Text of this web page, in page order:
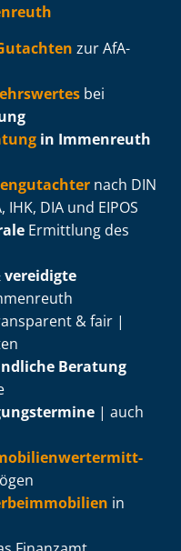
zur AfA-
bei
in Immenreuth
nach DIN
IHK, DIA und EIPOS
Ermittlung des
& fair |
Beratung
| auch
in